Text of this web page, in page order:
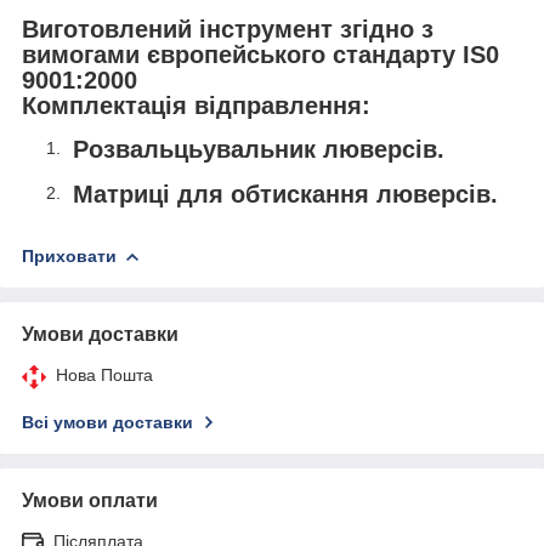
Виготовлений інструмент згідно з
вимогами європейського стандарту IS0
9001:2000
Комплектація відправлення:
Розвальцьувальник люверсів.
Матриці для обтискання люверсів.
Приховати
Умови доставки
Нова Пошта
Всі умови доставки
Умови оплати
Післяплата